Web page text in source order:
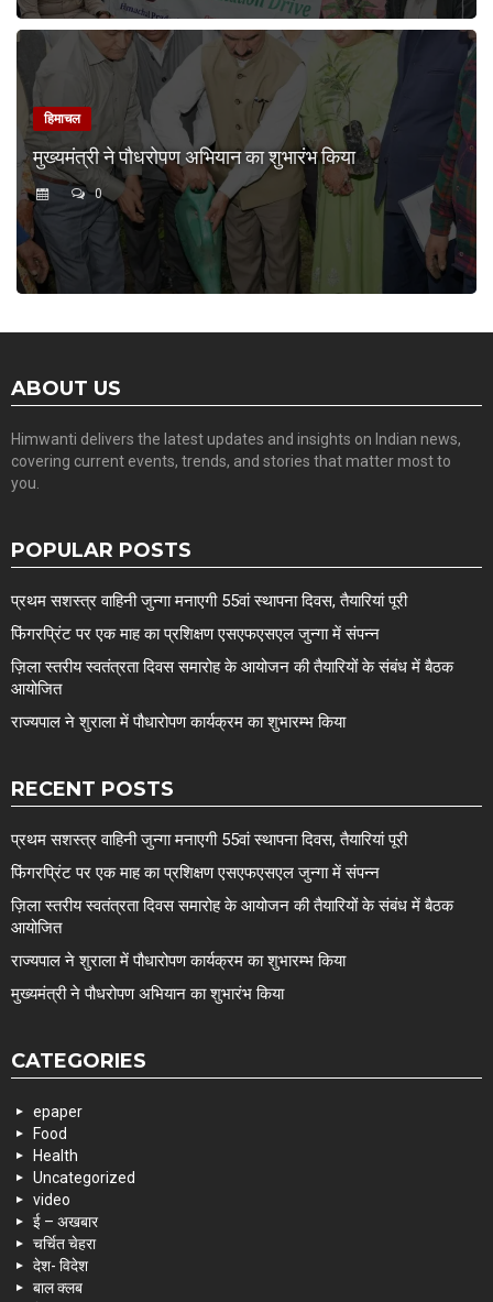
हिमाचल
मुख्यमंत्री ने पौधरोपण अभियान का शुभारंभ किया
0
ABOUT US
Himwanti delivers the latest updates and insights on Indian news,
covering current events, trends, and stories that matter most to
you.
POPULAR POSTS
प्रथम सशस्त्र वाहिनी जुन्गा मनाएगी 55वां स्थापना दिवस, तैयारियां पूरी
फिंगरप्रिंट पर एक माह का प्रशिक्षण एसएफएसएल जुन्गा में संपन्न
ज़िला स्तरीय स्वतंत्रता दिवस समारोह के आयोजन की तैयारियों के संबंध में बैठक
आयोजित
राज्यपाल ने शुराला में पौधारोपण कार्यक्रम का शुभारम्भ किया
RECENT POSTS
प्रथम सशस्त्र वाहिनी जुन्गा मनाएगी 55वां स्थापना दिवस, तैयारियां पूरी
फिंगरप्रिंट पर एक माह का प्रशिक्षण एसएफएसएल जुन्गा में संपन्न
ज़िला स्तरीय स्वतंत्रता दिवस समारोह के आयोजन की तैयारियों के संबंध में बैठक
आयोजित
राज्यपाल ने शुराला में पौधारोपण कार्यक्रम का शुभारम्भ किया
मुख्यमंत्री ने पौधरोपण अभियान का शुभारंभ किया
CATEGORIES
epaper
Food
Health
Uncategorized
video
ई – अखबार
चर्चित चेहरा
देश- विदेश
बाल क्लब